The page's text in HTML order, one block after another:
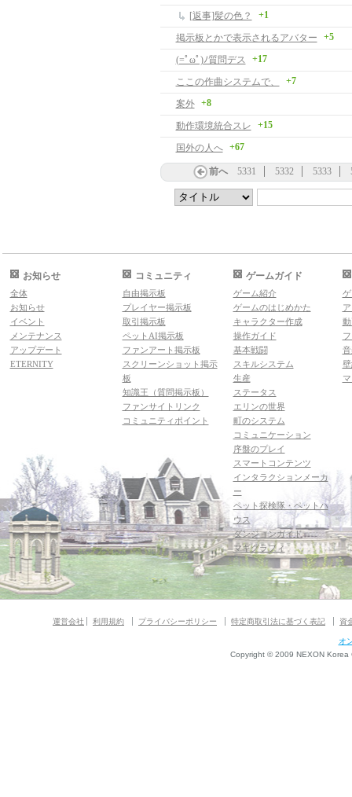
[返事]髪の色？ +1
掲示板とかで表示されるアバター +5
(=ﾟωﾟ)ﾉ質問デス +17
ここの作曲システムで、 +7
案外 +8
動作環境統合スレ +15
国外の人へ +67
前へ 5331 5332 5333
お知らせ
全体
お知らせ
イベント
メンテナンス
アップデート
ETERNITY
コミュニティ
自由掲示板
プレイヤー掲示板
取引掲示板
ペットAI掲示板
ファンアート掲示板
スクリーンショット掲示
板
知識王（質問掲示板）
ファンサイトリンク
コミュニティポイント
ゲームガイド
ゲーム紹介
ゲームのはじめかた
キャラクター作成
操作ガイド
基本戦闘
スキルシステム
生産
ステータス
エリンの世界
町のシステム
コミュニケーション
序盤のプレイ
スマートコンテンツ
インタラクションメーカ
ー
ペット探検隊・ペットハ
ウス
ダンジョンガイド
マギグラフィ
運営会社 利用規約 プライバシーポリシー 特定商取引法に基づく表記 資
オ
Copyright © 2009 NEXON Korea